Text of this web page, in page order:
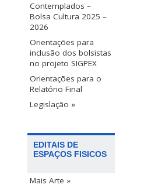
Contemplados –
Bolsa Cultura 2025 –
2026
Orientações para
inclusão dos bolsistas
no projeto SIGPEX
Orientações para o
Relatório Final
Legislação »
EDITAIS DE
ESPAÇOS FISICOS
Mais Arte »